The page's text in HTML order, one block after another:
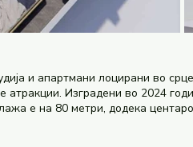
и апартмани лоцирани во
атракции. Изградени во 2024
е на 80 метри, додека